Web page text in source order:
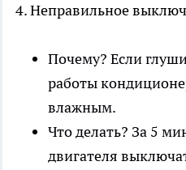
4. Неправильное
Почему? Если
работы
влажным.
Что делать? За 5
двигателя